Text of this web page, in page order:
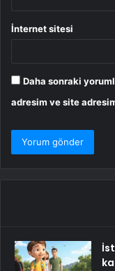
İnternet sitesi
Daha sonraki
adresim ve site